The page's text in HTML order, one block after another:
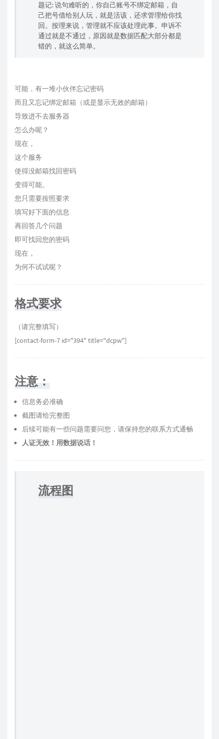
题记: 说句难听的，你自己账号不绑定邮箱，自
己把号借给别人玩，就是活该，还求管理给你找
回。按理来说，管理就不应该处理此事。申诉不
通过就是不通过，原因就是数据匹配大部分都是
错的，就这么简单。
可能，有一堆小伙伴忘记密码
而且又忘记绑定邮箱（或是显示无效的邮箱）
导致进不去服务器
怎么办呢？
现在，
这个服务
使得没邮箱找回密码
变得可能。
您只需要按照要求
填写好下面的信息
再回答几个问题
即可找回您的密码
现在，
为何不试试呢？
格式要求
（请完整填写）
[contact-form-7 id="394" title="dcpw"]
注意：
信息务必准确
截图请给完整图
后续可能有一些问题需要问您，请保持您的联系方式通畅
人证无效！用数据说话！
流程图